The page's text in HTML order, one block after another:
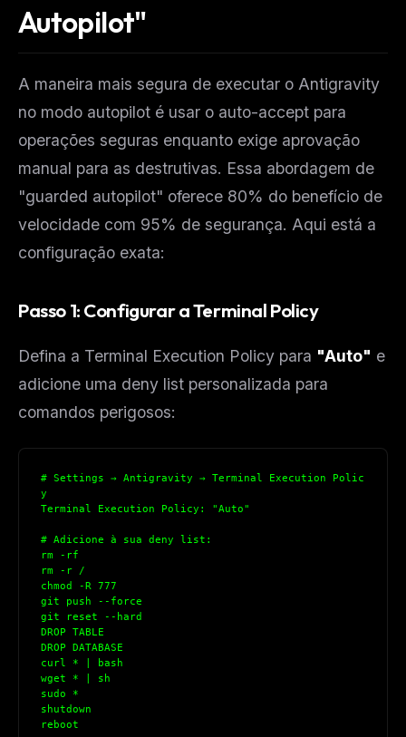
Autopilot"
A maneira mais segura de executar o Antigravity
no modo autopilot é usar o auto-accept para
operações seguras enquanto exige aprovação
manual para as destrutivas. Essa abordagem de
"guarded autopilot" oferece 80% do benefício de
velocidade com 95% de segurança. Aqui está a
configuração exata:
Passo 1: Configurar a Terminal Policy
Defina a Terminal Execution Policy para "Auto" e
adicione uma deny list personalizada para
comandos perigosos:
# Settings → Antigravity → Terminal Execution Polic
y
Terminal Execution Policy: "Auto"
# Adicione à sua deny list:
rm -rf
rm -r /
chmod -R 777
git push --force
git reset --hard
DROP TABLE
DROP DATABASE
curl * | bash
wget * | sh
sudo *
shutdown
reboot